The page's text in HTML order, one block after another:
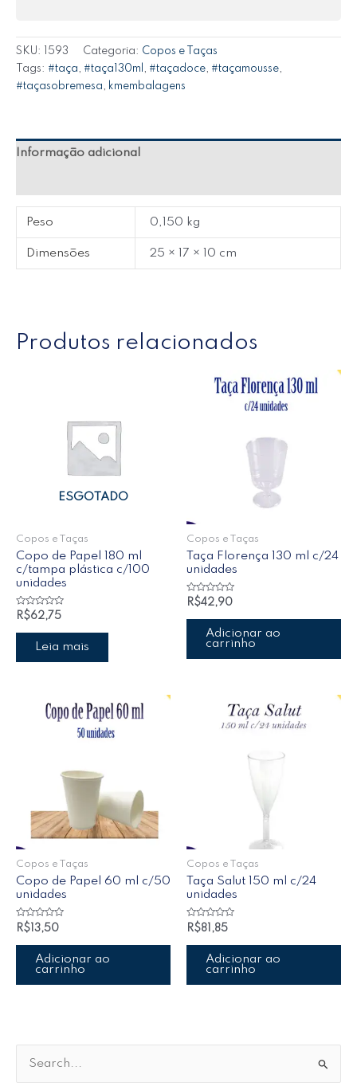
SKU: 1593 Categoria: Copos e Taças
Tags: #taça, #taça130ml , #taçadoce, #taçamousse,
#taçasobremesa, kmembalagens
Informação adicional
Peso 0,150 kg
Dimensões 25 × 17 × 10 cm
Produtos relacionados
ESGOTADO
Copos e Taças
Copo de Papel 180 ml
c/tampa plástica c/100
unidades
Avaliação
de
R$62,75
Leia mais
Copos e Taças
Taça Florença 130 ml c/24
unidades
Avaliação
de
R$42,90
Adicionar ao
carrinho
Copos e Taças
Copo de Papel 60 ml c/50
unidades
Avaliação
0
de
R$ 13,50
Adicionar ao
carrinho
Copos e Taças
Taça Salut 150 ml c/24
unidades
Avaliação
0
de
R$81,85
Adicionar ao
carrinho